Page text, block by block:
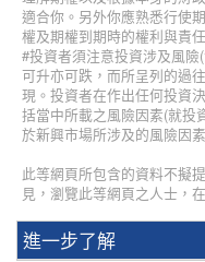
適合你。另外你應熟悉行使
權及期權到期時的權利與責
#投資者須注意投資涉及風
可升亦可跌，而所呈列的過
現。投資者在作出任何投資
括當中所載之風險因素(就投
於新興市場所涉及的風險因
此等網頁所包含的資料不擬
見，瀏覽此等網頁之人士，
進一步了解